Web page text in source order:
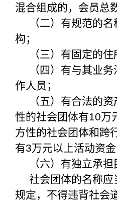
混合组成的，会员总
（二）有规范的
构；
（三）有固定的住
（四）有与其业
作人员；
（五）有合法的
性的社会团体有10万
方性的社会团体和跨
有3万元以上活动资金
（六）有独立承
社会团体的名称
规定，不得违背社会